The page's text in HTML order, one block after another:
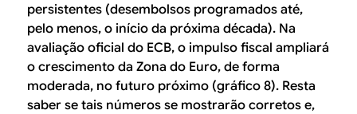
persistentes (desembolsos programados até,
pelo menos, o início da próxima década). Na
avaliação oficial do ECB, o impulso fiscal ampliará
o crescimento da Zona do Euro, de forma
moderada, no futuro próximo (gráfico 8). Resta
saber se tais números se mostrarão corretos e,